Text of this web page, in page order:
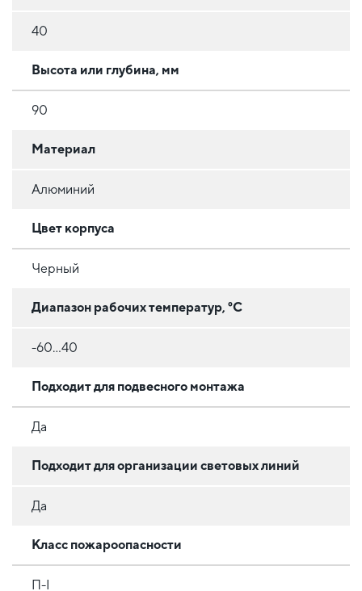
40
Высота или глубина, мм
90
Материал
Алюминий
Цвет корпуса
Черный
Диапазон рабочих температур, °C
-60…40
Подходит для подвесного монтажа
Да
Подходит для организации световых линий
Да
Класс пожароопасности
П-І